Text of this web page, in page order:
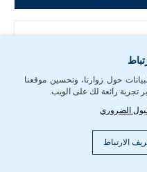
حول زوارنا، وتحسين موقعنا
رائعة لك على الويب.
الضروري
الارتباط